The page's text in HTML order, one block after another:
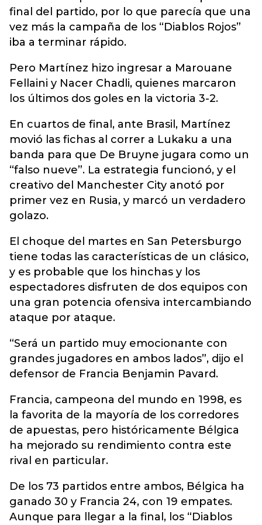
final del partido, por lo que parecía que una
vez más la campaña de los “Diablos Rojos”
iba a terminar rápido.
Pero Martínez hizo ingresar a Marouane
Fellaini y Nacer Chadli, quienes marcaron
los últimos dos goles en la victoria 3-2.
En cuartos de final, ante Brasil, Martínez
movió las fichas al correr a Lukaku a una
banda para que De Bruyne jugara como un
“falso nueve”. La estrategia funcionó, y el
creativo del Manchester City anotó por
primer vez en Rusia, y marcó un verdadero
golazo.
El choque del martes en San Petersburgo
tiene todas las características de un clásico,
y es probable que los hinchas y los
espectadores disfruten de dos equipos con
una gran potencia ofensiva intercambiando
ataque por ataque.
“Será un partido muy emocionante con
grandes jugadores en ambos lados”, dijo el
defensor de Francia Benjamin Pavard.
Francia, campeona del mundo en 1998, es
la favorita de la mayoría de los corredores
de apuestas, pero históricamente Bélgica
ha mejorado su rendimiento contra este
rival en particular.
De los 73 partidos entre ambos, Bélgica ha
ganado 30 y Francia 24, con 19 empates.
Aunque para llegar a la final, los “Diablos